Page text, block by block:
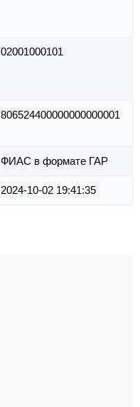
02001000101
806524400000000000001
ФИАС в формате ГАР
2024-10-02 19:41:35